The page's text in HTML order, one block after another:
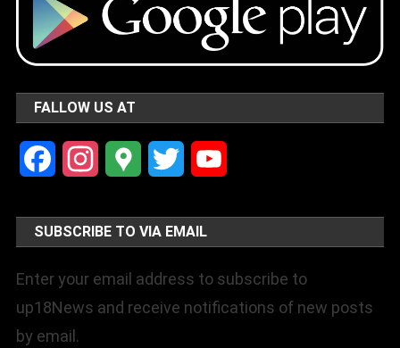
FALLOW US AT
FacebookInstagramGoogle Twitter
SUBSCRIBE TO VIA EMAIL
Enter your email address to subscribe to
up18News and receive notifications of new posts
by email.